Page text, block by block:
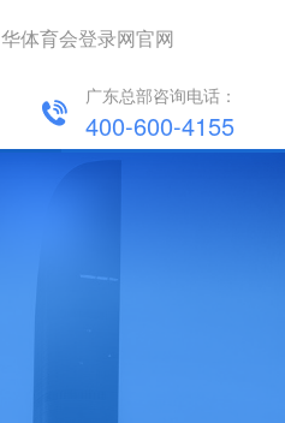
华体育会登录网官网
广东总部咨询电话：
400-600-4155
 华体育会登录网官网 动态 